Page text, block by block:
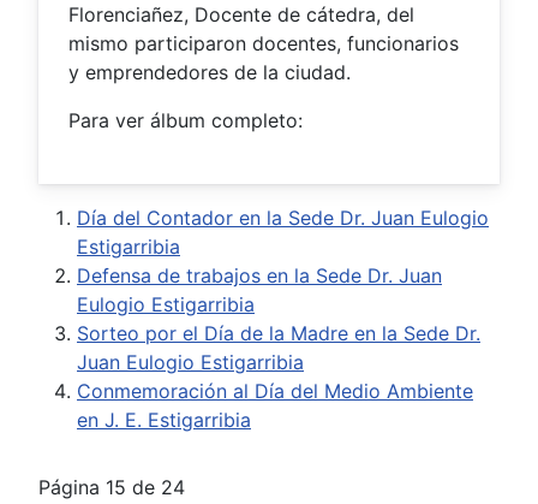
Florenciañez, Docente de cátedra, del
mismo participaron docentes, funcionarios
y emprendedores de la ciudad.
Para ver álbum completo:
Día del Contador en la Sede Dr. Juan Eulogio
Estigarribia
Defensa de trabajos en la Sede Dr. Juan
Eulogio Estigarribia
Sorteo por el Día de la Madre en la Sede Dr.
Juan Eulogio Estigarribia
Conmemoración al Día del Medio Ambiente
en J. E. Estigarribia
Página 15 de 24